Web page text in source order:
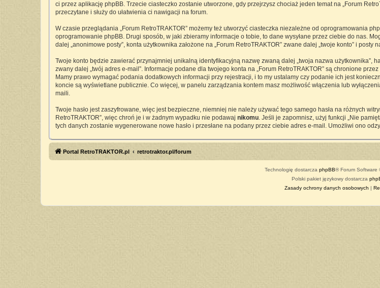
ci przez aplikację phpBB. Trzecie ciasteczko zostanie utworzone, gdy przejrzysz chociaż jeden temat na „Forum
przeczytane i służy do ułatwienia ci nawigacji na forum.
W czasie przeglądania „Forum RetroTRAKTOR” możemy też utworzyć ciasteczka niezależne od oprogramowania
oprogramowanie phpBB. Drugi sposób, w jaki zbieramy informacje o tobie, to dane wysyłane przez ciebie do nas.
dalej „anonimowe posty”, konta użytkownika założone na „Forum RetroTRAKTOR” zwane dalej „twoje konto” i
Twoje konto będzie zawierać przynajmniej unikalną identyfikacyjną nazwę zwaną dalej „twoja nazwa użytkownika”,
zwany dalej „twój adres e-mail”. Informacje podane dla twojego konta na „Forum RetroTRAKTOR” są chronione
Mamy prawo wymagać podania dodatkowych informacji przy rejestracji, i to my ustalamy czy podanie ich jest
koncie są wyświetlane publicznie. Co więcej, w panelu zarządzania kontem masz możliwość włączenia lub
maili.
Twoje hasło jest zaszyfrowane, więc jest bezpieczne, niemniej nie należy używać tego samego hasła na różnych
RetroTRAKTOR”, więc chroń je i w żadnym wypadku nie podawaj nikomu. Jeśli je zapomnisz, użyj funkcji „Nie
tych danych zostanie wygenerowane nowe hasło i przesłane na podany przez ciebie adres e-mail. Umożliwi ono
Portal RetroTRAKTOR.pl retrotraktor.pl/forum
Technologię dostarcza phpBB® Forum Software
Polski pakiet językowy dostarcza
Zasady ochrony danych osobowych |